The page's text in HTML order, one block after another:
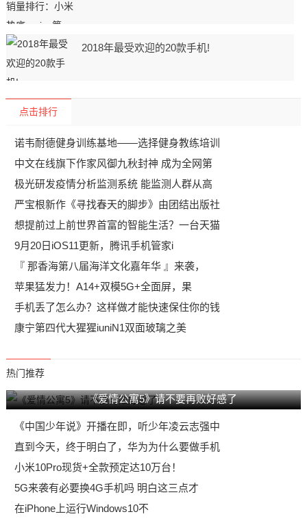
2018年最受欢迎的20款手机!
点击排行
诺韦耐德健身训练基地——选择健身教练培训
中文在线旗下作家风御九秋封神 成为全网第
极光研发疫情分析监测系统 能监测人群从高
严宝根新作《寻找春天的脚步》由团结出版社
想提前过上前世界首富的智能生活？一台天猫
9月20日iOS11更新，腾讯手机管家i
『 那香海第八届海洋文化嘉年华 』来袭，
苹果猛发力！A14+双模5G+全面屏，果
手机丢了怎么办？这样做才能快速保住你的钱
康宁第四代大猩猩iuniN1双面玻璃之美
热门推荐
《爱情公寓5》请不要再败好感了
《中国少年说》开播在即，听少年凌云志强中
直到今天，终于明白了，华为为什么要做手机
小米10Pro现货+全款预定达10万台！
5G来袭有必要换4G手机吗 明白这三点才
在iPhone上运行Windows10不